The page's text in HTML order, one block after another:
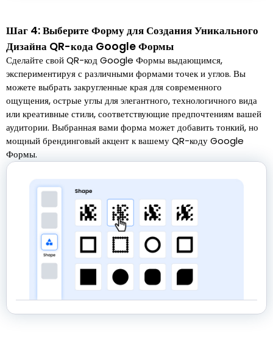
Шаг 4: Выберите Форму для Создания Уникального
Дизайна QR-кода Google Формы
Сделайте свой QR-код Google Формы выдающимся,
экспериментируя с различными формами точек и углов. Вы
можете выбрать закругленные края для современного
ощущения, острые углы для элегантного, технологичного вида
или креативные стили, соответствующие предпочтениям вашей
аудитории. Выбранная вами форма может добавить тонкий, но
мощный брендинговый акцент к вашему QR-коду Google
Формы.